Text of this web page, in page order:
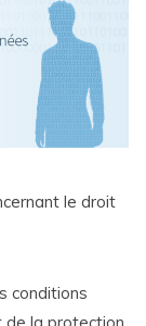
le droit
conditions